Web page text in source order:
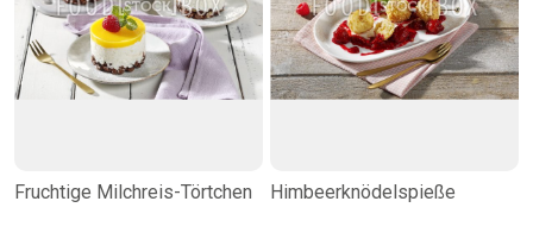
Fruchtige Milchreis-Törtchen Himbeerknödelspieße